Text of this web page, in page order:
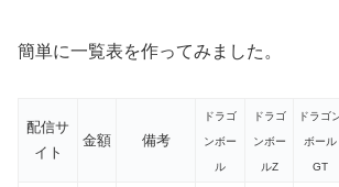
簡単に一覧表を作ってみました。
配信サ
イト
金額 備考
ドラゴ
ンボー
ル
ドラゴ
ンボー
ルZ
ドラゴ
ボール
GT